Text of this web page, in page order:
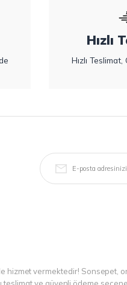
Hızlı
Hızlı
hizmet vermektedir! Sonsepet,
ve güvenli ödeme